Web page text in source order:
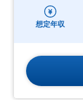
想定年収